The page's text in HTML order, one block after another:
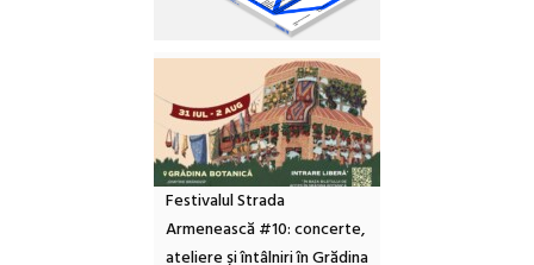
Festivalul Strada
Armenească #10: concerte,
ateliere și întâlniri în Grădina